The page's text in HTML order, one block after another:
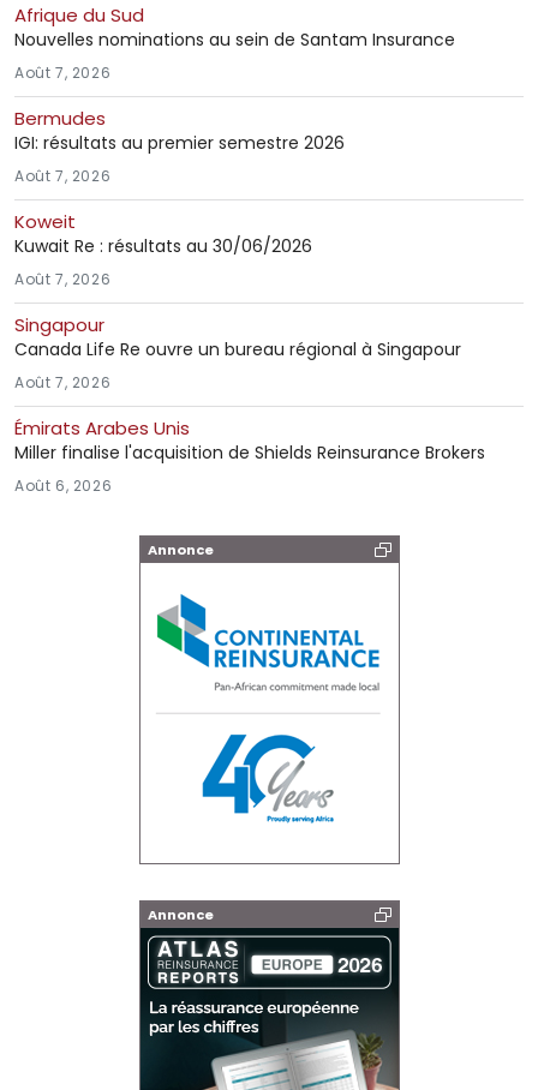
Afrique du Sud
Nouvelles nominations au sein de Santam Insurance
Août 7, 2026
Bermudes
IGI: résultats au premier semestre 2026
Août 7, 2026
Koweit
Kuwait Re : résultats au 30/06/2026
Août 7, 2026
Singapour
Canada Life Re ouvre un bureau régional à Singapour
Août 7, 2026
Émirats Arabes Unis
Miller finalise l'acquisition de Shields Reinsurance Brokers
Août 6, 2026
Annonce
Annonce